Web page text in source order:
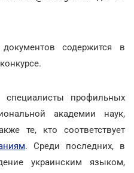
содержится в
специалисты профильных
академии наук,
те, кто соответствует
. Среди последних, в
украинским языком,